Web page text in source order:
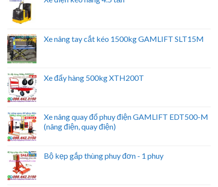
Xe nâng tay cắt kéo 1500kg GAMLIFT SLT15M
Xe đẩy hàng 500kg XTH200T
Xe nâng quay đổ phuy điện GAMLIFT EDT500-M
(nâng điện, quay điện)
Bộ kẹp gắp thùng phuy đơn - 1 phuy